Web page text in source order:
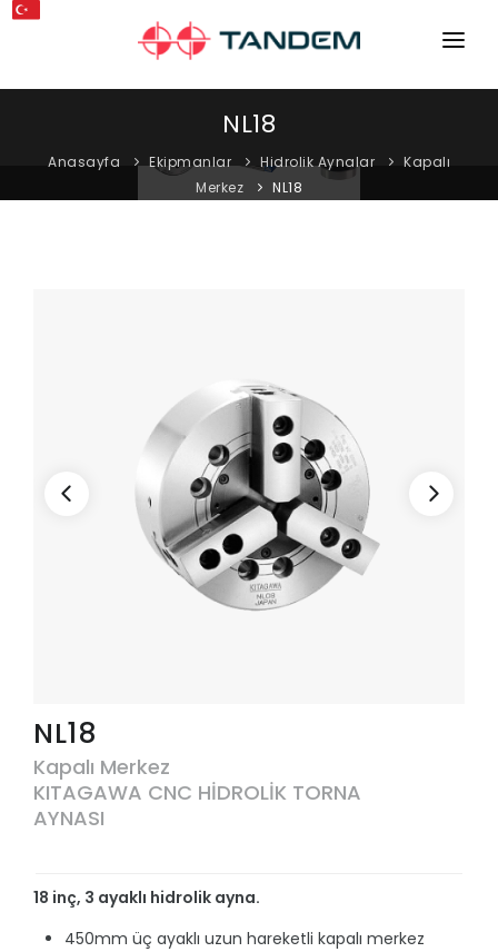
ANA SAYFA
SERVIS
NL18
Anasayfa Ekipmanlar Hidrolik Aynalar
Kapalı
Merkez
NL18
NL18
Kapalı Merkez
KITAGAWA CNC HİDROLİK TORNA
AYNASI
18 inç, 3 ayaklı hidrolik ayna.
450mm üç ayaklı uzun hareketli kapalı merkez